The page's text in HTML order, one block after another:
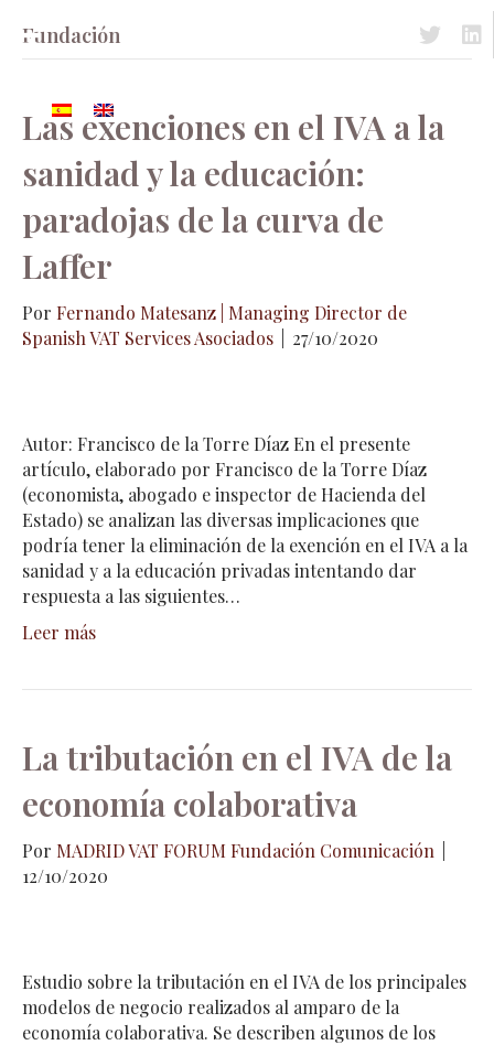
Acceso
Fundación
Las exenciones en el IVA a la
sanidad y la educación:
paradojas de la curva de
Laffer
Por Fernando Matesanz | Managing Director de
Spanish VAT Services Asociados
27/10/2020
Autor: Francisco de la Torre Díaz En el presente
artículo, elaborado por Francisco de la Torre Díaz
(economista, abogado e inspector de Hacienda del
Estado) se analizan las diversas implicaciones que
podría tener la eliminación de la exención en el IVA a la
sanidad y a la educación privadas intentando dar
respuesta a las siguientes…
Leer más
La tributación en el IVA de la
economía colaborativa
Por MADRID VAT FORUM Fundación Comunicación
12/10/2020
Estudio sobre la tributación en el IVA de los principales
modelos de negocio realizados al amparo de la
economía colaborativa. Se describen algunos de los